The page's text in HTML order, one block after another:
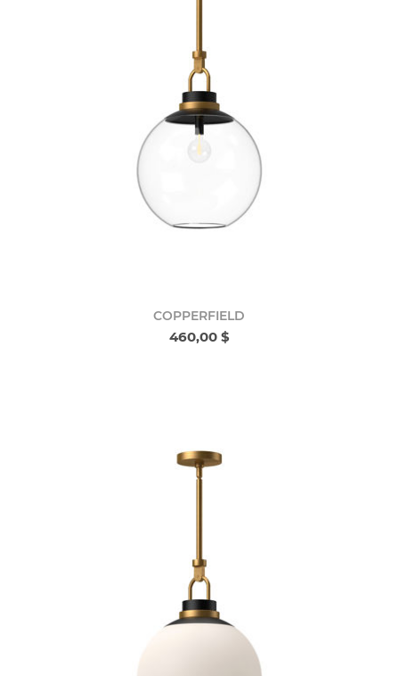
COPPERFIELD
460,00 $